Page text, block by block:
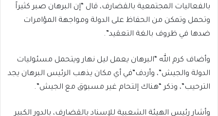
بالفعاليات المجتمعية بالقضارف، قال “إن البرهان صبر كثيراً
وتحمل وتمكن من الحفاظ على الدولة ومواجهة المؤامرات
ضدها في ظروف بالغة التعقيد”.
وأضاف كرم الله “البرهان يعمل ليل نهار ويتحمل مسئوليات
الدولة والجيش”، وأردف”في أي مكان يذهب الرئيس البرهان يجد
الترحيب”، وذكر “هناك إلتحام غير مسبوق مع الجيش”.
وأشار رئيس الهيئة الشعبية للإسناد بالقضارف، بالدور الكبير